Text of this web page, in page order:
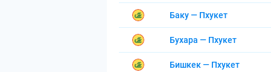
Баку — Пхукет
Бухара — Пхукет
Бишкек — Пхукет